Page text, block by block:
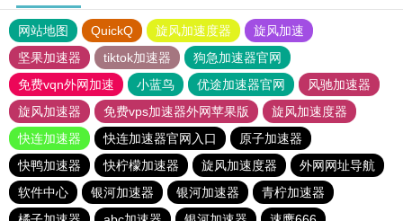
网站地图 QuickQ 旋风加速度器
旋风加速
坚果加速器
tiktok加速器
狗急加速器官网
免费vqn外网加速
小蓝鸟 优途加速器官网
风驰加速器
旋风加速器
免费vps加速器外网苹果版
旋风加速度器
快连加速器
快连加速器官网入口
原子加速器
快鸭加速器
快柠檬加速器 旋风加速度器
外网网址导航
软件中心
银河加速器 银河加速器
青柠加速器